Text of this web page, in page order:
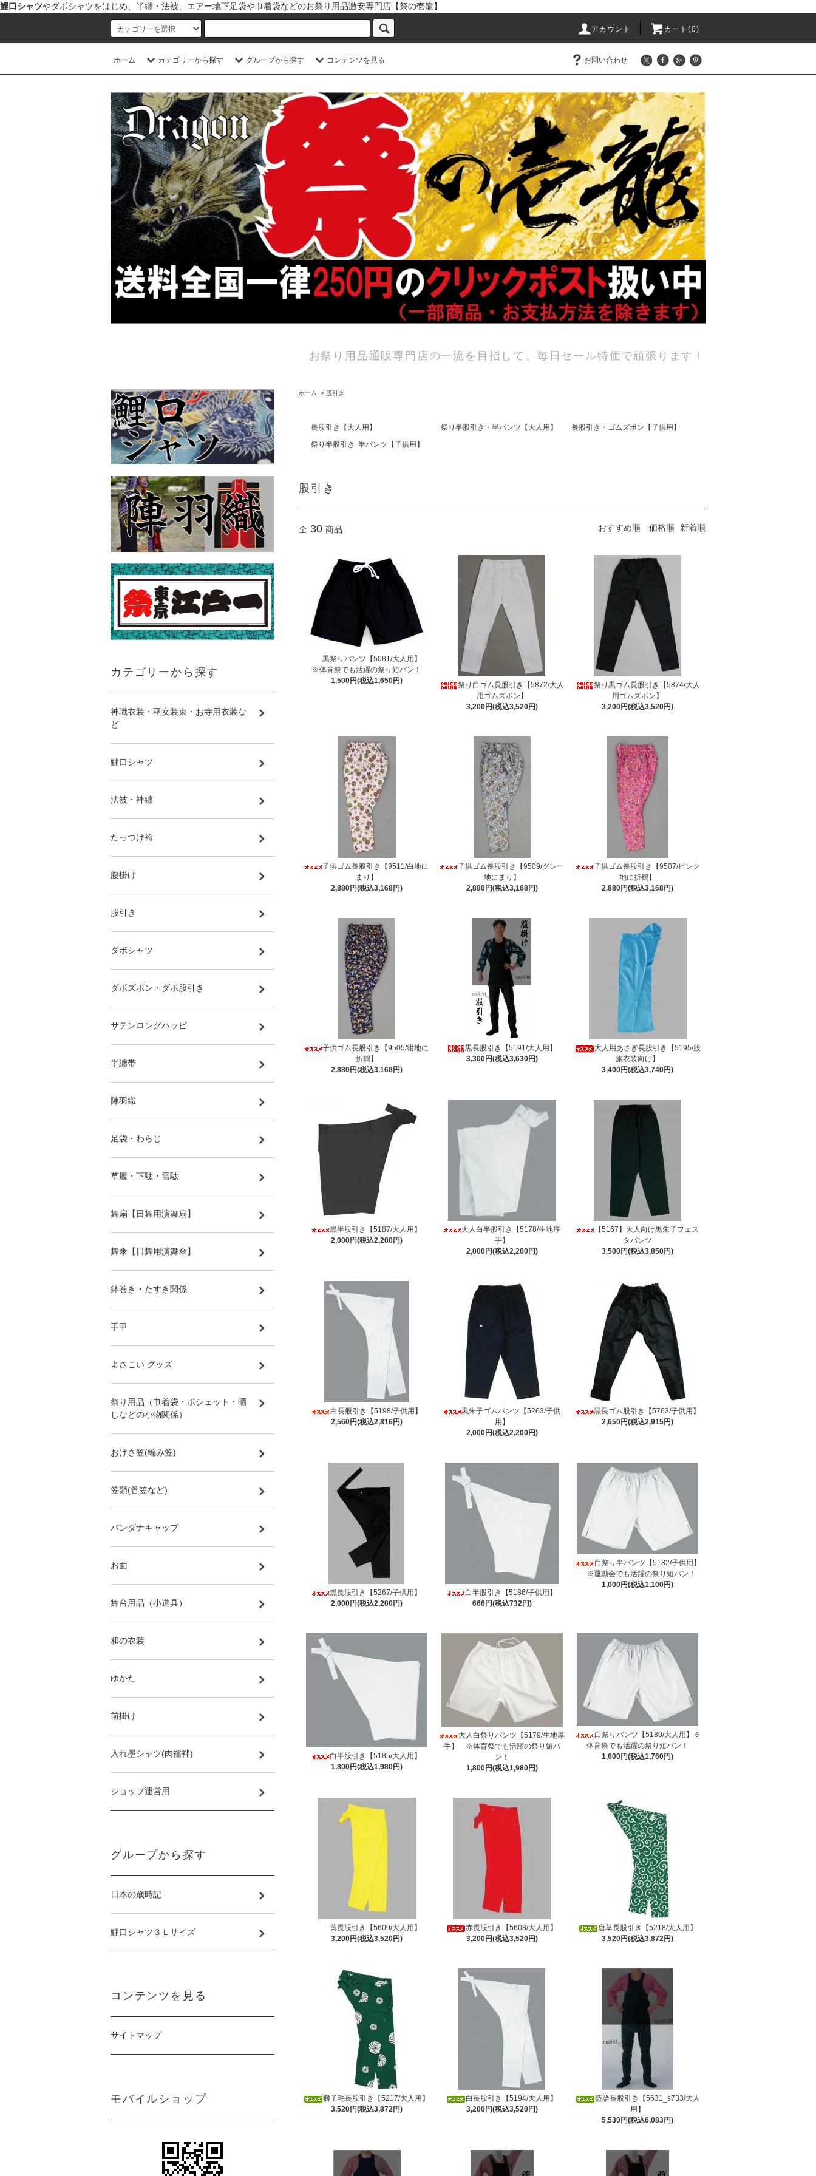
鯉口シャツやダボシャツをはじめ、半纏・法被、エアー地下足袋や巾着袋などのお祭り用品激安専門店【祭の壱龍】
アカウント カート(0)
ホーム カテゴリーから探す グループから探す コンテンツを見る お問い合わせ
お祭り用品通販専門店の一流を目指して、毎日セール特価で頑張ります！
ホーム > 股引き
長股引き【大人用】 祭り半股引き・半パンツ【大人用】
長股引き・ゴムズボン【子供用】
祭り半股引き･半パンツ【子供用】
股引き
全 30 商品 おすすめ順 価格順 新着順
黒祭りパンツ【5081/大人用】
※体育祭でも活躍の祭り短パン！
1,500円(税込1,650円)
祭り白ゴム長股引き【5872/大人
用ゴムズボン】
3,200円(税込3,520円)
祭り黒ゴム長股引き【5874/大人
用ゴムズボン】
3,200円(税込3,520円)
子供ゴム長股引き【9511/白地に
まり】
2,880円(税込3,168円)
子供ゴム長股引き【9509/グレー
地にまり】
2,880円(税込3,168円)
子供ゴム長股引き【9507/ピンク
地に折鶴】
2,880円(税込3,168円)
子供ゴム長股引き【9505/紺地に
折鶴】
2,880円(税込3,168円)
黒長股引き【5191/大人用】
3,300円(税込3,630円)
大人用あさぎ長股引き【5195/股
旅衣装向け】
3,400円(税込3,740円)
黒半股引き【5187/大人用】
2,000円(税込2,200円)
大人白半股引き【5178/生地厚
手】
2,000円(税込2,200円)
【5167】大人向け黒朱子フェス
タパンツ
3,500円(税込3,850円)
白長股引き【5198/子供用】
2,560円(税込2,816円)
黒朱子ゴムパンツ【5263/子供
用】
2,000円(税込2,200円)
黒長ゴム股引き【5763/子供用】
2,650円(税込2,915円)
黒長股引き【5267/子供用】
2,000円(税込2,200円)
白半股引き【5186/子供用】
666円(税込732円)
白祭り半パンツ【5182/子供用】
※運動会でも活躍の祭り短パン！
1,000円(税込1,100円)
白半股引き【5185/大人用】
1,800円(税込1,980円)
大人白祭りパンツ【5179/生地厚
手】 ※体育祭でも活躍の祭り短パ
ン！
1,800円(税込1,980円)
白祭りパンツ【5180/大人用】※
体育祭でも活躍の祭り短パン！
1,600円(税込1,760円)
黄長股引き【5609/大人用】
3,200円(税込3,520円)
赤長股引き【5608/大人用】
3,200円(税込3,520円)
唐草長股引き【5218/大人用】
3,520円(税込3,872円)
獅子毛長股引き【5217/大人用】
3,520円(税込3,872円)
白長股引き【5194/大人用】
3,200円(税込3,520円)
藍染長股引き【5631_s733/大人
用】
5,530円(税込6,083円)
カテゴリーから探す
神職衣装・巫女装束・お寺用衣装な
ど
鯉口シャツ
法被・袢纏
たっつけ袴
腹掛け
股引き
ダボシャツ
ダボズボン・ダボ股引き
サテンロングハッピ
半纏帯
陣羽織
足袋・わらじ
草履・下駄・雪駄
舞扇【日舞用演舞扇】
舞傘【日舞用演舞傘】
鉢巻き・たすき関係
手甲
よさこい グッズ
祭り用品（巾着袋・ポシェット・晒
しなどの小物関係）
おけさ笠(編み笠)
笠類(菅笠など)
バンダナキャップ
お面
舞台用品（小道具）
和の衣装
ゆかた
前掛け
入れ墨シャツ(肉襦袢)
ショップ運営用
グループから探す
日本の歳時記
鯉口シャツ３Ｌサイズ
コンテンツを見る
サイトマップ
モバイルショップ